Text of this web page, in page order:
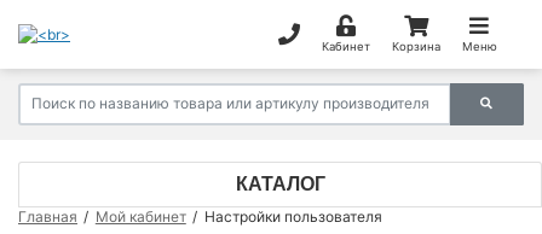
Кабинет Корзина Меню
Главная Мой кабинет Настройки пользователя
КАТАЛОГ